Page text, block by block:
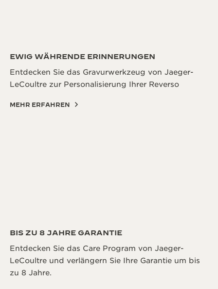
EWIG WÄHRENDE ERINNERUNGEN
Entdecken Sie das Gravurwerkzeug von Jaeger-
LeCoultre zur Personalisierung Ihrer Reverso
MEHR ERFAHREN
BIS ZU 8 JAHRE GARANTIE
Entdecken Sie das Care Program von Jaeger-
LeCoultre und verlängern Sie Ihre Garantie um bis
zu 8 Jahre.